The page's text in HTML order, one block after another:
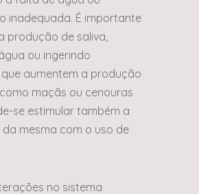
inadequada. É importante
produção de saliva,
ou ingerindo
aumentem a produção
maçãs ou cenouras
se estimular também a
mesma com o uso de
no sistema